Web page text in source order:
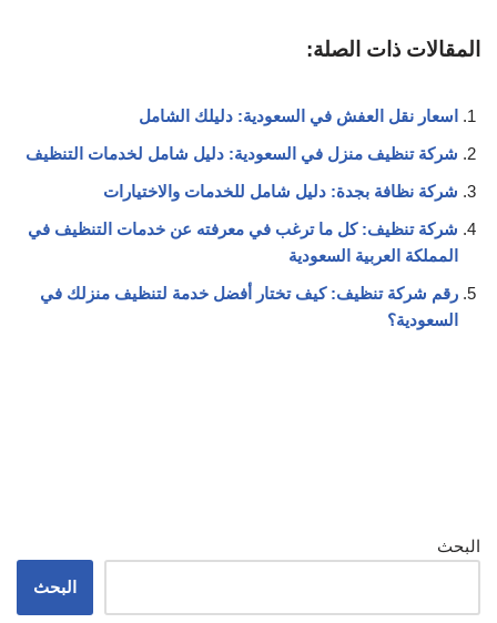
المقالات ذات الصلة:
اسعار نقل العفش في السعودية: دليلك الشامل
شركة تنظيف منزل في السعودية: دليل شامل لخدمات التنظيف
شركة نظافة بجدة: دليل شامل للخدمات والاختيارات
شركة تنظيف: كل ما ترغب في معرفته عن خدمات التنظيف في
المملكة العربية السعودية
رقم شركة تنظيف: كيف تختار أفضل خدمة لتنظيف منزلك في
السعودية؟
البحث
البحث